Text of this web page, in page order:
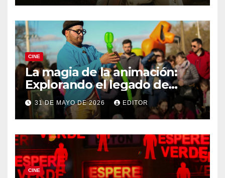
CINE
La magia de la animación:
Explorando el legado de
DreamWorks
31 DE MAYO DE 2026 EDITOR
CINE